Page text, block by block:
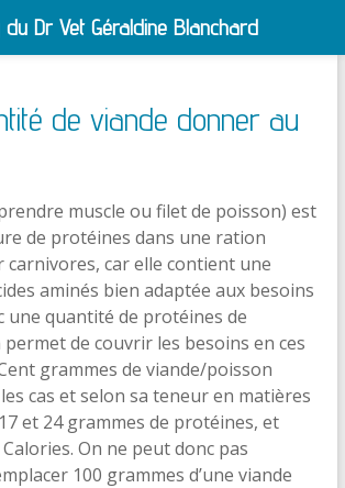
de viande donner au
muscle ou filet de poisson) est
de protéines dans une ration
carnivores, car elle contient une
aminés bien adaptée aux besoins
une quantité de protéines de
de couvrir les besoins en ces
grammes de viande/poisson
cas et selon sa teneur en matières
et 24 grammes de protéines, et
On ne peut donc pas
100 grammes d’une viande
Dr Vet Géraldine Blanchard